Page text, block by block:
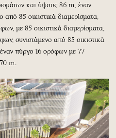
και ύψους 86 m, έναν
85 οικιστικά διαμερίσματα,
με 85 οικιστικά διαμερίσματα,
συνιστάμενο από 85 οικιστικά
πύργο 16 ορόφων με 77
m.